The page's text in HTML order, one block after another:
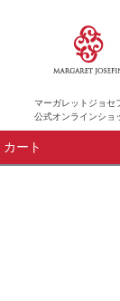
マーガレットジョセ
公式オンラインショ
カート